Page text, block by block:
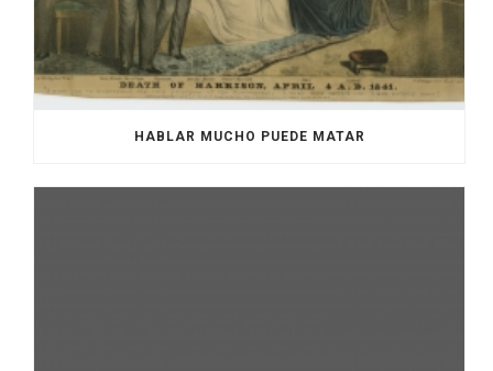
HABLAR MUCHO PUEDE MATAR